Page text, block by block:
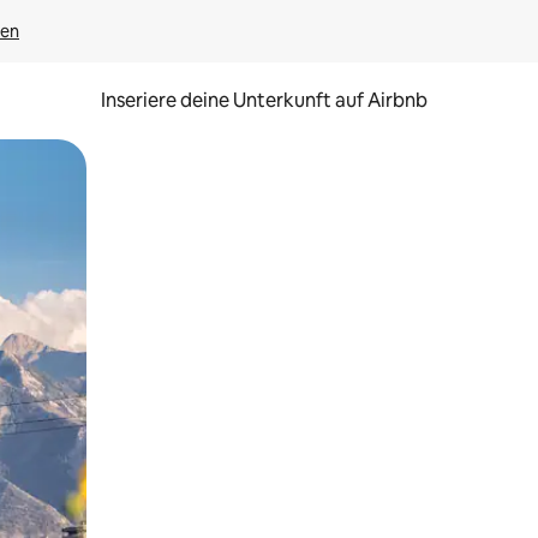
Inseriere deine Unterkunft auf Airbnb
oder Wischgesten.